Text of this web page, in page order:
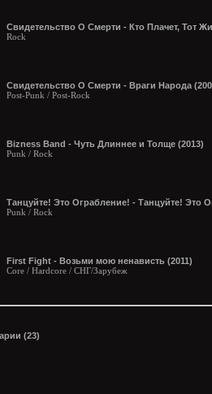
Свидетельство О Смерти - Кто Плачет, Тот
Rock
Свидетельство О Смерти - Враги Народа
Post-Punk / Post-Rock
Bizness Band - Чуть Длиннее и Толще (2013)
Punk / Rock
Танцуйте! Это Ограбление! - Танцуйте! Это
Punk / Rock
First Fight - Возьми мою ненависть (2011)
Core / Hardcore / СНГ/Зарубеж
(23)